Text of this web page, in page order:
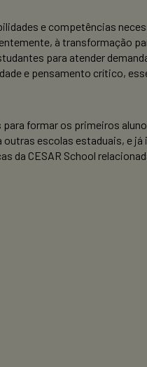
e competências
à transformação
para atender
e pensamento crítico,
formar os primeiros
escolas estaduais, e
da CESAR School